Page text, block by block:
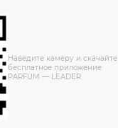
Наведите камеру и скачайте
бесплатное приложение
PARFUM — LEADER